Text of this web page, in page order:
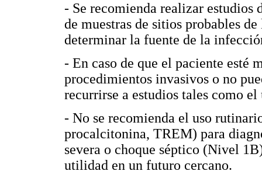
- Se recomienda realizar
de muestras de sitios probables
determinar la fuente de la
- En caso de que el paciente esté
procedimientos invasivos o no
recurrirse a estudios tales como
- No se recomienda el uso
procalcitonina, TREM) para
severa o choque séptico (Nivel
utilidad en un futuro cercano.